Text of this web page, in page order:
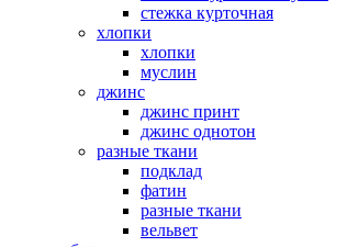
стежка курточная
хлопки
хлопки
муслин
джинс
джинс принт
джинс однотон
разные ткани
подклад
фатин
разные ткани
вельвет